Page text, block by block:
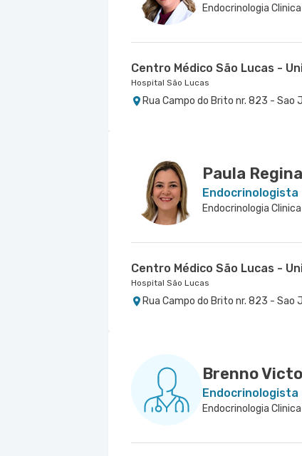
Endocrinologia Clinica
Centro Médico São Lucas -
Hospital São Lucas
Rua Campo do Brito nr. 823 - Sao
Paula
Endocrinologista
Endocrinologia Clinica
Centro Médico São Lucas -
Hospital São Lucas
Rua Campo do Brito nr. 823 - Sao
Brenno
Endocrinologista
Endocrinologia Clinica